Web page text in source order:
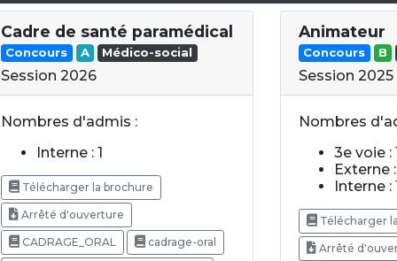
Cadre de santé paramédical
Concours A Médico-social
Session 2026
Nombres d'admis :
Interne : 1
Télécharger la brochure
Arrêté d'ouverture
CADRAGE_ORAL cadrage-oral
Animateur
Concours B
Session 2025
Nombres
3e voie :
Externe
Interne :
Télécharger
Arrêté